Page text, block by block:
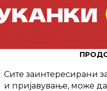
Сите заинтересирани
и пријавување, може да